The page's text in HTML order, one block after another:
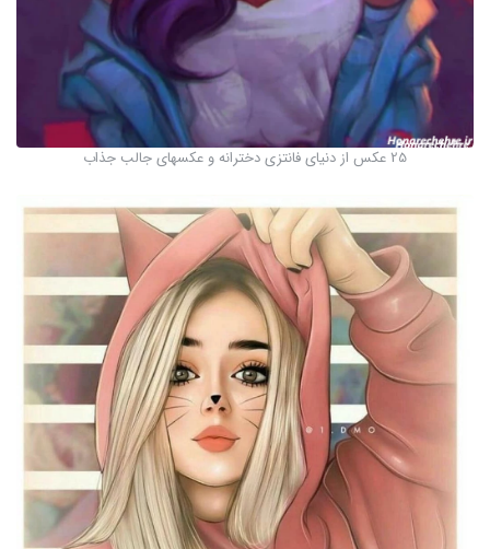
25 عکس از دنیای فانتزی دخترانه و عکسهای جالب جذاب